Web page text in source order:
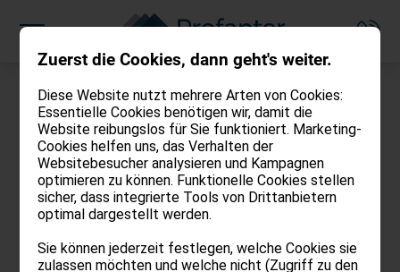
Privacy
Informationen über den Schutz
personenbezogener Daten gemäß der
Zuerst die Cookies, dann geht's weiter.
Diese Website nutzt mehrere Arten von Cookies:
Essentielle Cookies benötigen wir, damit die
Website reibungslos für Sie funktioniert. Marketing-
Cookies helfen uns, das Verhalten der
Websitebesucher analysieren und Kampagnen
optimieren zu können. Funktionelle Cookies stellen
sicher, dass integrierte Tools von Drittanbietern
optimal dargestellt werden.
Sie können jederzeit festlegen, welche Cookies sie
zulassen möchten und welche nicht (Zugriff zu den